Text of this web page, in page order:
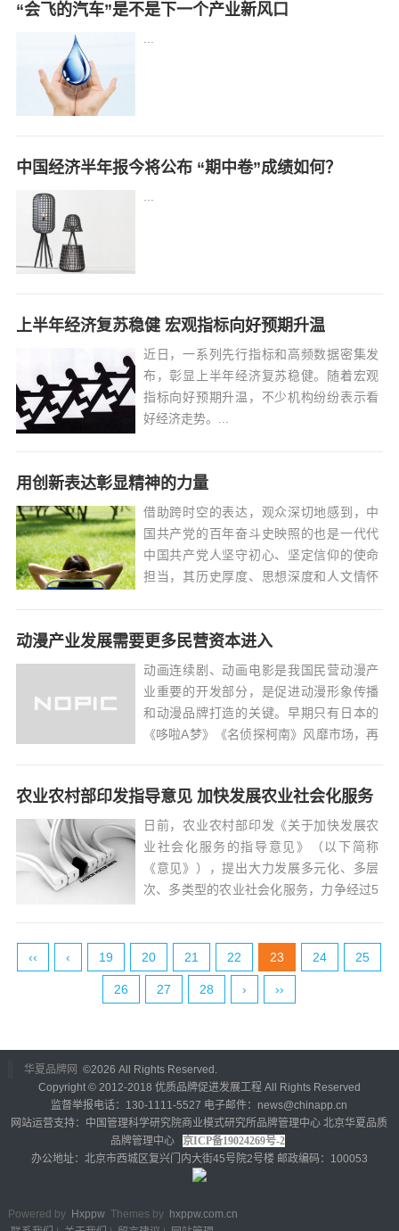
“会飞的汽车”是不是下一个产业新风口
中国经济半年报今将公布 “期中卷”成绩如何？
上半年经济复苏稳健 宏观指标向好预期升温
近日，一系列先行指标和高频数据密集发
布，彰显上半年经济复苏稳健。随着宏观
指标向好预期升温，不少机构纷纷表示看
好经济走势。...
用创新表达彰显精神的力量
借助跨时空的表达，观众深切地感到，中
国共产党的百年奋斗史映照的也是一代代
中国共产党人坚守初心、坚定信仰的使命
担当，其历史厚度、思想深度和人文情怀
动漫产业发展需要更多民营资本进入
动画连续剧、动画电影是我国民营动漫产
业重要的开发部分，是促进动漫形象传播
和动漫品牌打造的关键。早期只有日本的
《哆啦A梦》《名侦探柯南》风靡市场，再
记》等等，作品颇多、类型丰富，侠义江
湖、机械铠甲，满足了不同的动漫爱好
者。...
农业农村部印发指导意见 加快发展农业社会化服务
日前，农业农村部印发《关于加快发展农
业社会化服务的指导意见》（以下简称
《意见》），提出大力发展多元化、多层
次、多类型的农业社会化服务，力争经过5
范、全产业链覆盖的农业社会化服务体
系，为全面推进乡村振兴、加快农业农村
‹‹ ‹ 19 20 21 22 23 24 25
26 27 28 › ››
华夏品牌网 ©2026 All Rights Reserved.
Copyright © 2012-2018 优质品牌促进发展工程 All Rights Reserved
监督举报电话：130-1111-5527 电子邮件：news@chinapp.cn
网站运营支持：中国管理科学研究院商业模式研究所品牌管理中心 北京华夏品质
品牌管理中心
京ICP备19024269号-2
办公地址：北京市西城区复兴门内大街45号院2号楼 邮政编码：100053
Powered by Hxppw Themes by hxppw.com.cn